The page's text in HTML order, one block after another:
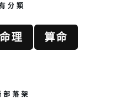
分類
命理
算命
部落架